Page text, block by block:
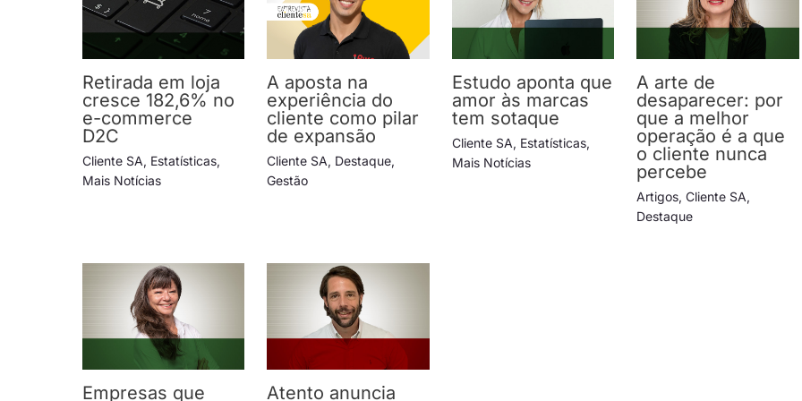
Retirada em loja
cresce 182,6% no
e-commerce
D2C
Cliente SA, Estatísticas,
Mais Notícias
A aposta na
experiência do
cliente como pilar
de expansão
Cliente SA, Destaque,
Gestão
Estudo aponta que
amor às marcas
tem sotaque
Cliente SA, Estatísticas,
Mais Notícias
A arte de
desaparecer: por
que a melhor
operação é a que
o cliente nunca
percebe
Artigos,Cliente SA,
Destaque
Empresas que
Atento anuncia